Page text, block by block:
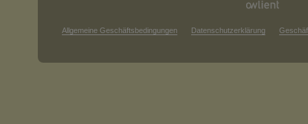
Allgemeine Geschäftsbedingungen Datenschutzerklärung